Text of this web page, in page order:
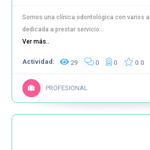
Somos una clínica odontológica con varios
dedicada a prestar servicio...
Ver más..
Actividad: 29 0 0 0.0
PROFESIONAL